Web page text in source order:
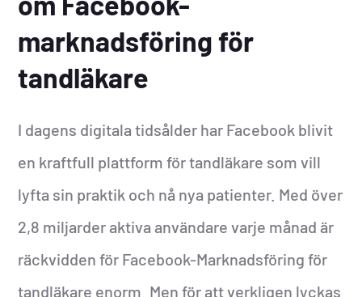
marknadsföring för
tandläkare
I dagens digitala tidsålder har Facebook blivit
en kraftfull plattform för tandläkare som vill
lyfta sin praktik och nå nya patienter. Med över
2,8 miljarder aktiva användare varje månad är
räckvidden för Facebook-Marknadsföring för
tandläkare enorm. Men för att verkligen lyckas